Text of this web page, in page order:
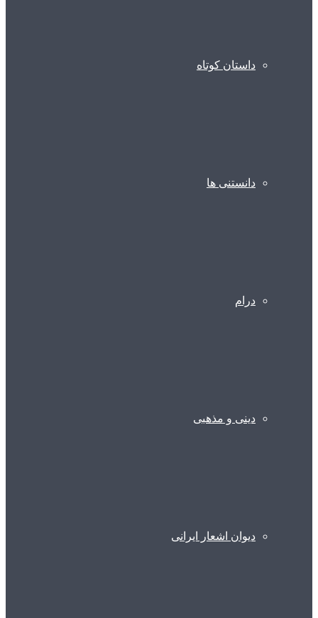
داستان کوتاه
دانستنی ها
درام
دینی و مذهبی
دیوان اشعار ایرانی